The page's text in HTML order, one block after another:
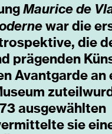
Maurice de
war die
die
prägenden
Avantgarde an
ausgewählten
sie